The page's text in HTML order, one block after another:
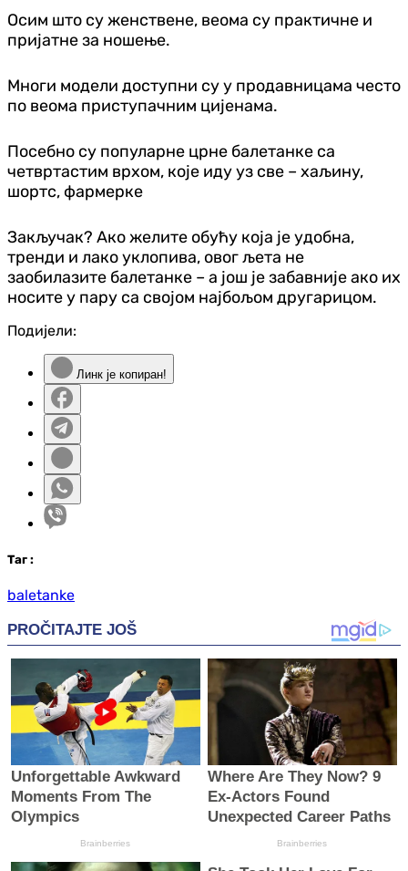
Осим што су женствене, веома су практичне и
пријатне за ношење.
Многи модели доступни су у продавницама често
по веома приступачним цијенама.
Посебно су популарне црне балетанке са
четвртастим врхом, које иду уз све – хаљину,
шортс, фармерке
Закључак? Ако желите обућу која је удобна,
тренди и лако уклопива, овог љета не
заобилазите балетанке – а још је забавније ако их
носите у пару са својом најбољом другарицом.
Подијели:
Линк је копиран!
Таг :
baletanke